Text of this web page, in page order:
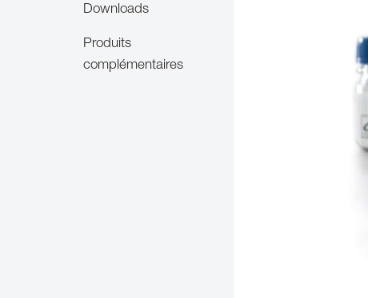
Downloads
Produits
complémentaires